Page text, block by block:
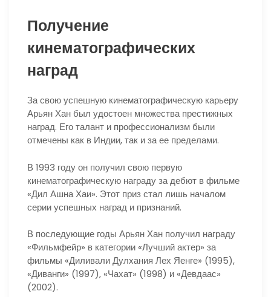
Получение
кинематографических
наград
За свою успешную кинематографическую карьеру
Арьян Хан был удостоен множества престижных
наград. Его талант и профессионализм были
отмечены как в Индии, так и за ее пределами.
В 1993 году он получил свою первую
кинематографическую награду за дебют в фильме
«Дил Ашна Хаи». Этот приз стал лишь началом
серии успешных наград и признаний.
В последующие годы Арьян Хан получил награду
«Фильмфейр» в категории «Лучший актер» за
фильмы «Диливали Дулхания Лех Яенге» (1995),
«Диванги» (1997), «Чахат» (1998) и «Девдаас»
(2002).